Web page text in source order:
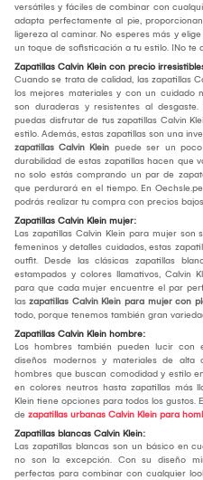
versátiles y fáciles de combinar con
adapta perfectamente al pie,
ligereza al caminar. No esperes más y
un toque de sofisticación a tu estilo. ¡No te
Zapatillas Calvin Klein con precio
Cuando se trata de calidad, las zapatillas
los mejores materiales y con un cuidado
son duraderas y resistentes al
puedas disfrutar de tus zapatillas Calvin
estilo. Además, estas zapatillas son una
zapatillas Calvin Klein puede ser un
durabilidad de estas zapatillas hacen que
no solo estás comprando un par de
que perdurará en el tiempo. En
podrás realizar tu compra con precios
Zapatillas Calvin Klein mujer:
Las zapatillas Calvin Klein para mujer son
femeninos y detalles cuidados, estas
outfit. Desde las clásicas zapatillas
estampados y colores llamativos, Calvin
para que cada mujer encuentre el par
las zapatillas Calvin Klein para mujer con
todo, porque tenemos también gran
Zapatillas Calvin Klein hombre:
Los hombres también pueden lucir con
diseños modernos y materiales de alta
hombres que buscan comodidad y estilo
en colores neutros hasta zapatillas más
Klein tiene opciones para todos los
de zapatillas urbanas Calvin Klein para
Zapatillas blancas Calvin Klein:
Las zapatillas blancas son un básico en
no son la excepción. Con su diseño
perfectas para combinar con cualquier